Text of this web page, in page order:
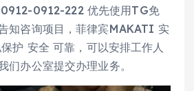
0912-222 优先使用TG免
知咨询项目，菲律宾MAKATI 实
护 安全 可靠，可以安排工作人
们办公室提交办理业务。